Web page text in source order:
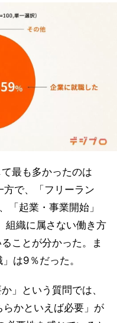
最も多かったのは
方で、「フリーラン
「起業・事業開始」
組織に属さない働き方
ことが分かった。ま
は9％だった。
」という質問では、
らかといえば必要」が